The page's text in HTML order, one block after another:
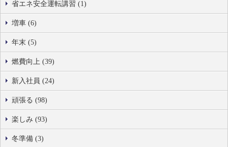
省エネ安全運転講習 (1)
増車 (6)
年末 (5)
燃費向上 (39)
新入社員 (24)
頑張る (98)
楽しみ (93)
冬準備 (3)